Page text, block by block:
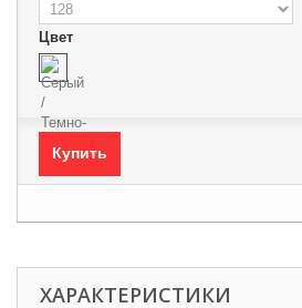
Цвет
Купить
ХАРАКТЕРИСТИКИ